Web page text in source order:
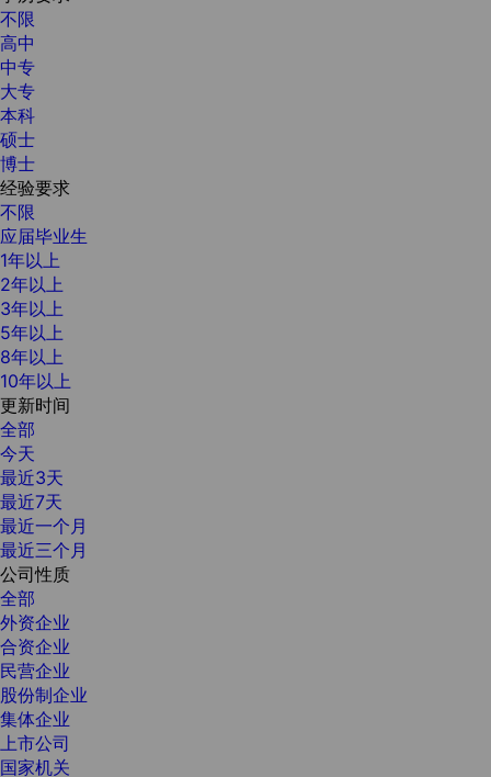
不限
高中
中专
大专
本科
硕士
博士
经验要求
不限
应届毕业生
1年以上
2年以上
3年以上
5年以上
8年以上
10年以上
更新时间
全部
今天
最近3天
最近7天
最近一个月
最近三个月
公司性质
全部
外资企业
合资企业
民营企业
股份制企业
集体企业
上市公司
国家机关